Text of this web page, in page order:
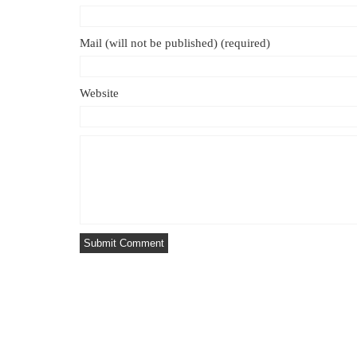
Mail (will not be published) (required)
Website